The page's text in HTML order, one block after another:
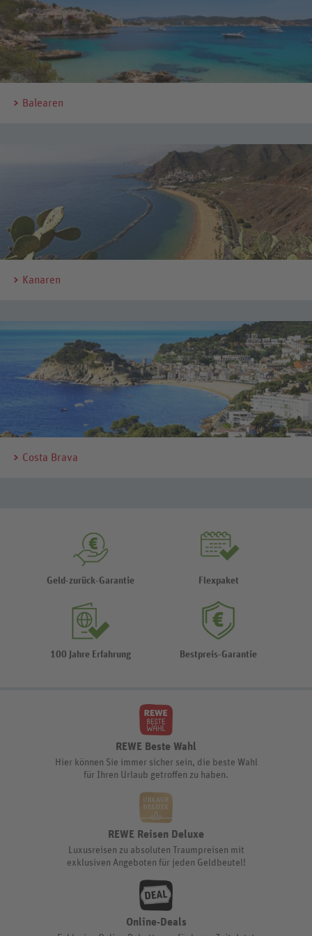
Balearen
Kanaren
Costa Brava
Geld-zurück-Garantie Flexpaket
100 Jahre Erfahrung Bestpreis-Garantie
REWE Beste Wahl
Hier können Sie immer sicher sein, die beste Wahl
für Ihren Urlaub getroffen zu haben.
REWE Reisen Deluxe
Luxusreisen zu absoluten Traumpreisen mit
exklusiven Angeboten für jeden Geldbeutel!
Online-Deals